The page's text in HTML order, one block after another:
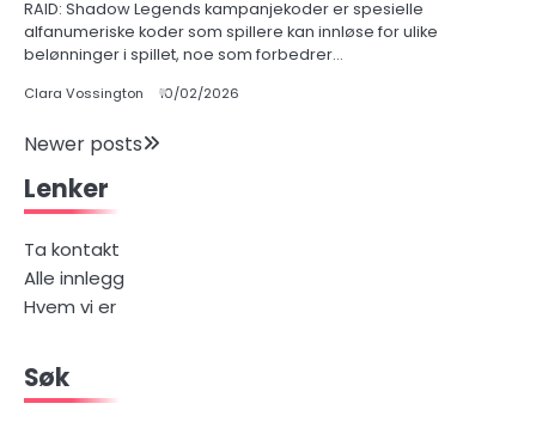
RAID: Shadow Legends kampanjekoder er spesielle
alfanumeriske koder som spillere kan innløse for ulike
belønninger i spillet, noe som forbedrer…
Clara Vossington 10/02/2026
Posts
navigation
Newer posts
Lenker
Ta kontakt
Alle innlegg
Hvem vi er
Søk